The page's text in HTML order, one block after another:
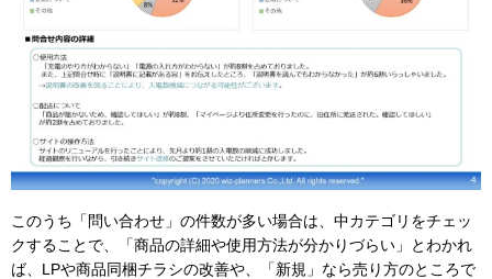
このうち「問い合わせ」の件数が多い場合は、中カテゴリをチェッ
クすることで、「商品の詳細や使用方法が分かりづらい」とわかれ
ば、LPや商品同梱チラシの改善や、「新規」なら売り方のところで